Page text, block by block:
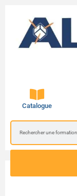
Catalogue